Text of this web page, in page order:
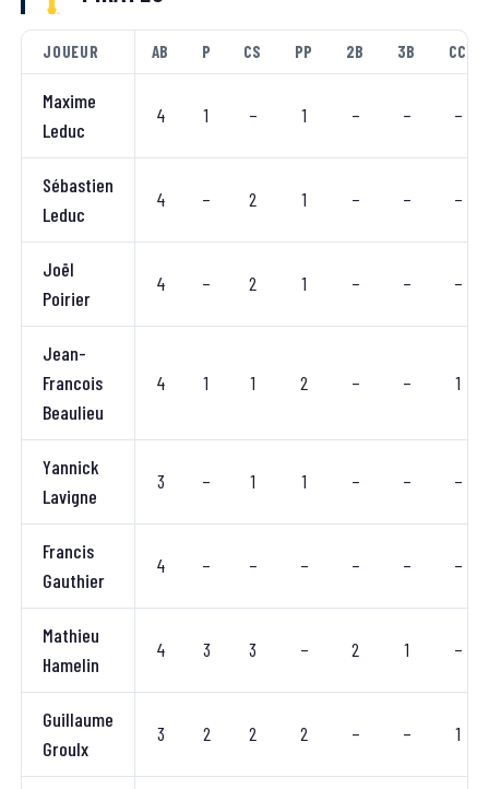
JOUEUR AB P CS PP 2B 3B CC
Maxime
Leduc
4 1 – 1 – – –
Sébastien
Leduc
4 – 2 1 – – –
Joël
Poirier
4 – 2 1 – – –
Jean-
Francois
Beaulieu
4 1 1 2 – – 1
Yannick
Lavigne
3 – 1 1 – – –
Francis
Gauthier
4 – – – – – –
Mathieu
Hamelin
4 3 3 – 2 1 –
Guillaume
Groulx
3 2 2 2 – – 1